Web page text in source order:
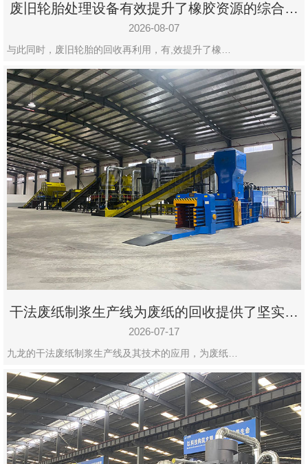
设
有
限
公
司
豫
ICP
备
19020390
号-1
废旧轮胎处理设备有效提升了橡胶资源的综合利
用率
2026-08-07
与此同时，废旧轮胎的回收再利用，有,效提升了橡…
干法废纸制浆生产线为废纸的回收提供了坚实的
保障
2026-07-17
九龙的干法废纸制浆生产线及其技术的应用，为废纸…